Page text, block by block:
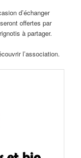
d’échanger
offertes par
à partager.
l’association.